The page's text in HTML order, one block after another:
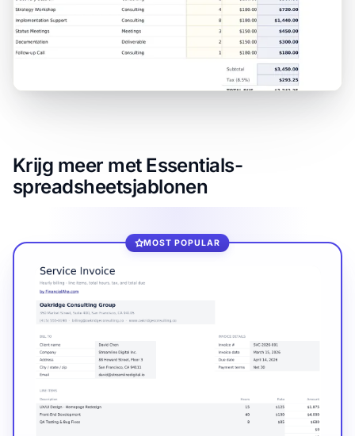
Krijg meer met Essentials-
spreadsheetsjablonen
MOST POPULAR